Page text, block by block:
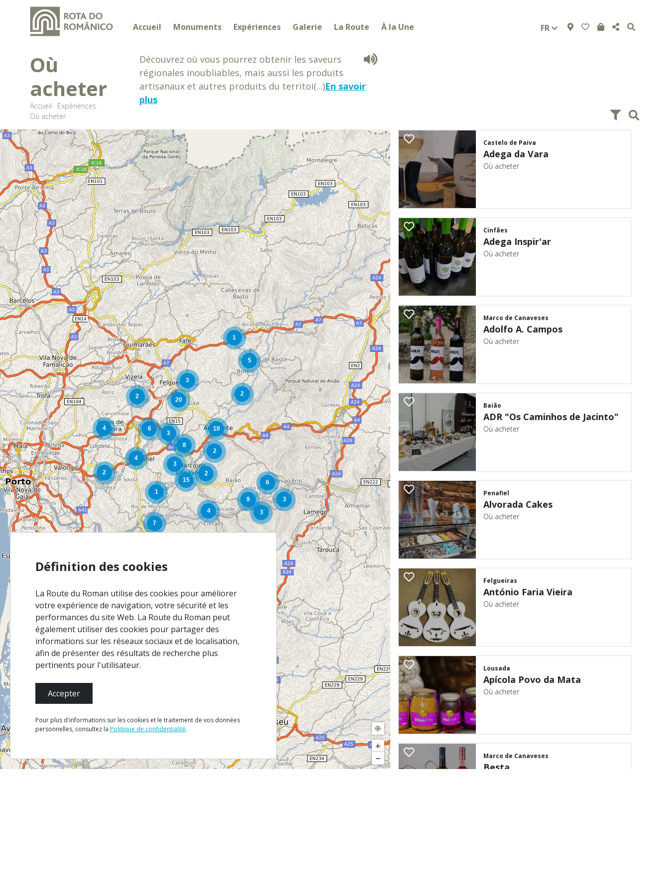
Accueil Monuments Expériences Galerie La Route À la Une FR
Où
acheter
Accueil · Expériences ·
Où acheter
Découvrez où vous pourrez obtenir les saveurs
régionales inoubliables, mais aussi les produits
artisanaux et autres produits du territoi(...)En savoir
plus
+
−
Castelo de Paiva
Adega da Vara
Où acheter
Cinfães
Adega Inspir'ar
Où acheter
Marco de Canaveses
Adolfo A. Campos
Où acheter
Baião
ADR "Os Caminhos de Jacinto"
Où acheter
Penafiel
Alvorada Cakes
Où acheter
Felgueiras
António Faria Vieira
Où acheter
Lousada
Apícola Povo da Mata
Où acheter
Marco de Canaveses
Besta
Définition des cookies
La Route du Roman utilise des cookies pour améliorer
votre expérience de navigation, votre sécurité et les
performances du site Web. La Route du Roman peut
également utiliser des cookies pour partager des
informations sur les réseaux sociaux et de localisation,
afin de présenter des résultats de recherche plus
pertinents pour l'utilisateur.
Accepter
Pour plus d'informations sur les cookies et le traitement de vos données
personnelles, consultez la Politique de confidentialité.